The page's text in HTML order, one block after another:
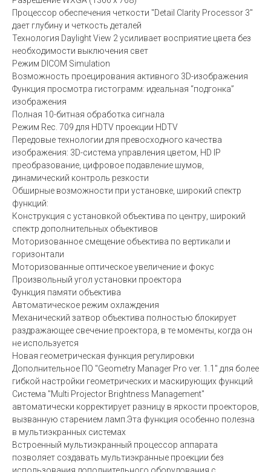
Процессор обеспечения четкости "Detail Clarity Processor 3"
дает глубину и четкость деталей
Технология Daylight View 2 усиливает восприятие цвета без
необходимости выключения свет
Режим DICOM Simulation
Возможность проецирования активного 3D-изображения
Функция просмотра гистограмм: идеальная “подгонка”
изображения
Полная 10-битная обработка сигнала
Режим Rec. 709 для HDTV проекции HDTV
Передовые технологии для превосходного качества
изображения: 3D-система управления цветом, HD IP
преобразование, цифровое подавление шумов,
динамический контроль резкости
Обширные возможности при установке, широкий спектр
функций:
Конструкция с установкой объектива по центру, широкий
спектр дополнительных объективов
Моторизованное смещение объектива по вертикали и
горизонтали
Моторизованные оптическое увеличение и фокус
Произвольный угол установки проектора
Функция памяти объектива
Автоматическое режим охлаждения
Механический затвор объектива полностью блокирует
раздражающее свечение проектора, в те моменты, когда он
не используется
Новая геометрическая функция регулировки
Дополнительное ПО "Geometry Manager Pro ver. 1.1" для более
гибкой настройки геометрических и маскирующих функций
Система "Multi Projector Brightness Management"
автоматически корректирует разницу в яркости проекторов,
вызванную старением ламп.Эта функция особенно полезна
в мультиэкранных системах
Встроенный мультиэкранный процессор аппарата
позволяет создавать мультиэкранные проекции без
использования дополнительного оборудования с